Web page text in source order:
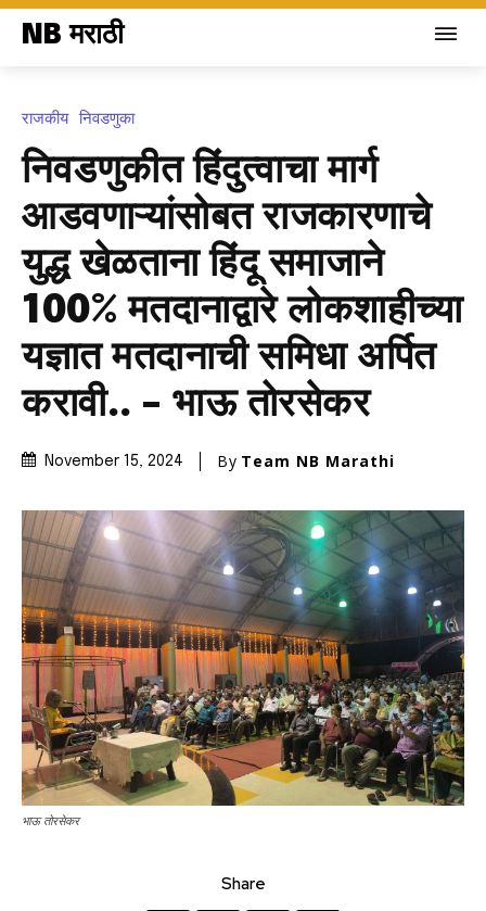
NB मराठी
राजकीय निवडणुका
निवडणुकीत हिंदुत्वाचा मार्ग
आडवणाऱ्यांसोबत राजकारणाचे
युद्ध खेळताना हिंदू समाजाने
100% मतदानाद्वारे लोकशाहीच्या
यज्ञात मतदानाची समिधा अर्पित
करावी.. – भाऊ तोरसेकर
November 15, 2024 By Team NB Marathi
भाऊ तोरसेकर
Share